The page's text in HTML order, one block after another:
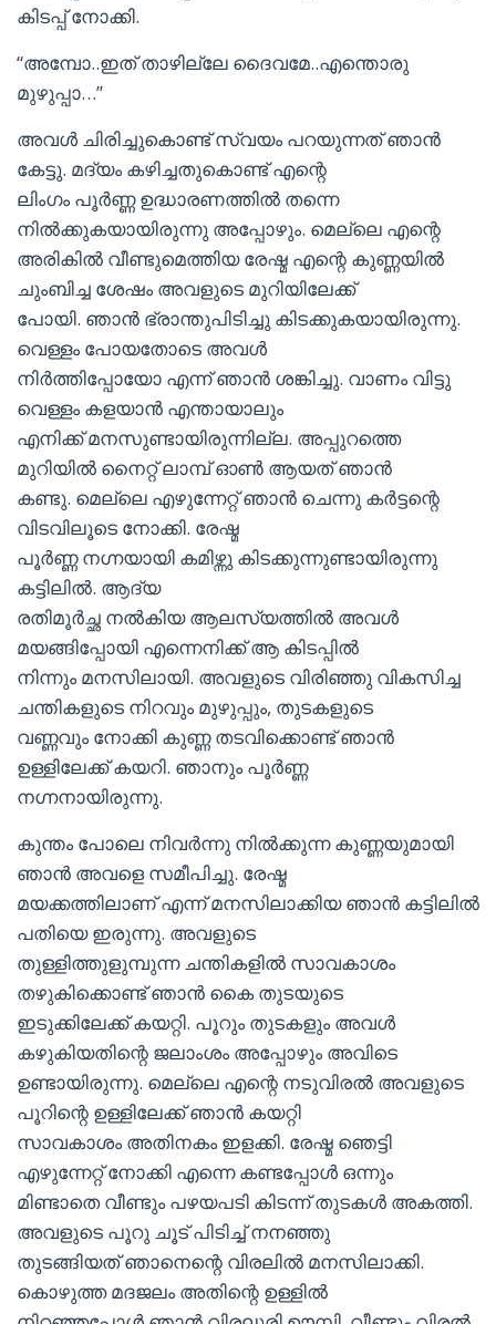
കിടപ്പ് നോക്കി.
“അമ്പോ..ഇത് താഴില്ലേ ദൈവമേ..എന്തൊരു
മുഴുപ്പാ…”
അവള്‍ ചിരിച്ചുകൊണ്ട് സ്വയം പറയുന്നത് ഞാന്‍
കേട്ടു. മദ്യം കഴിച്ചതുകൊണ്ട് എന്റെ
ലിംഗം പൂര്‍ണ്ണ ഉദ്ധാരണത്തില്‍ തന്നെ
നില്‍ക്കുകയായിരുന്നു അപ്പോഴും. മെല്ലെ എന്റെ
അരികില്‍ വീണ്ടുമെത്തിയ രേഷ്മ എന്റെ കുണ്ണയില്‍
ചുംബിച്ച ശേഷം അവളുടെ മുറിയിലേക്ക്
പോയി. ഞാന്‍ ഭ്രാന്തുപിടിച്ചു കിടക്കുകയായിരുന്നു.
വെള്ളം പോയതോടെ അവള്‍
നിര്‍ത്തിപ്പോയോ എന്ന് ഞാന്‍ ശങ്കിച്ചു. വാണം വിട്ടു
വെള്ളം കളയാന്‍ എന്തായാലും
എനിക്ക് മനസുണ്ടായിരുന്നില്ല. അപ്പുറത്തെ
മുറിയില്‍ നൈറ്റ് ലാമ്പ് ഓണ്‍ ആയത് ഞാന്‍
കണ്ടു. മെല്ലെ എഴുന്നേറ്റ് ഞാന്‍ ചെന്നു കര്‍ട്ടന്റെ
വിടവിലൂടെ നോക്കി. രേഷ്മ
പൂര്‍ണ്ണ നഗ്നയായി കമിഴ്ന്നു കിടക്കുന്നുണ്ടായിരുന്നു
കട്ടിലില്‍. ആദ്യ
രതിമൂര്‍ച്ഛ നല്‍കിയ ആലസ്യത്തില്‍ അവള്‍
മയങ്ങിപ്പോയി എന്നെനിക്ക് ആ കിടപ്പില്‍
നിന്നും മനസിലായി. അവളുടെ വിരിഞ്ഞു വികസിച്ച
ചന്തികളുടെ നിറവും മുഴുപ്പും, തുടകളുടെ
വണ്ണവും നോക്കി കുണ്ണ തടവിക്കൊണ്ട് ഞാന്‍
ഉള്ളിലേക്ക് കയറി. ഞാനും പൂര്‍ണ്ണ
നഗ്നനായിരുന്നു.
കുന്തം പോലെ നിവര്‍ന്നു നില്‍ക്കുന്ന കുണ്ണയുമായി
ഞാന്‍ അവളെ സമീപിച്ചു. രേഷ്മ
മയക്കത്തിലാണ് എന്ന് മനസിലാക്കിയ ഞാന്‍ കട്ടിലില്‍
പതിയെ ഇരുന്നു. അവളുടെ
തുള്ളിത്തുളുമ്പുന്ന ചന്തികളില്‍ സാവകാശം
തഴുകിക്കൊണ്ട് ഞാന്‍ കൈ തുടയുടെ
ഇടുക്കിലേക്ക് കയറ്റി. പൂറും തുടകളും അവള്‍
കഴുകിയതിന്റെ ജലാംശം അപ്പോഴും അവിടെ
ഉണ്ടായിരുന്നു. മെല്ലെ എന്റെ നടുവിരല്‍ അവളുടെ
പൂറിന്റെ ഉള്ളിലേക്ക് ഞാന്‍ കയറ്റി
സാവകാശം അതിനകം ഇളക്കി. രേഷ്മ ഞെട്ടി
എഴുന്നേറ്റ് നോക്കി എന്നെ കണ്ടപ്പോള്‍ ഒന്നും
മിണ്ടാതെ വീണ്ടും പഴയപടി കിടന്ന് തുടകള്‍ അകത്തി.
അവളുടെ പൂറു ചൂട് പിടിച്ച് നനഞ്ഞു
തുടങ്ങിയത് ഞാനെന്റെ വിരലില്‍ മനസിലാക്കി.
കൊഴുത്ത മദജലം അതിന്റെ ഉള്ളില്‍